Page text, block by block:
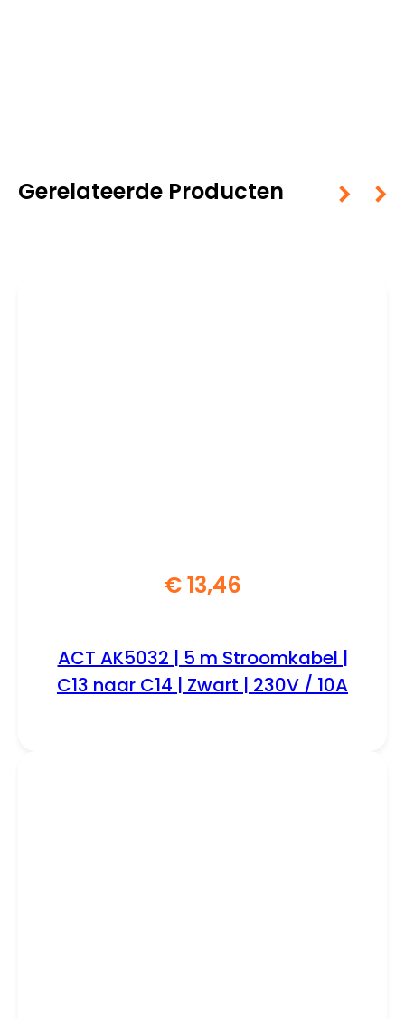
Gerelateerde Producten
€13,46
ACT AK5032 | 5 m Stroomkabel |
C13 naar C14 | Zwart | 230V / 10A